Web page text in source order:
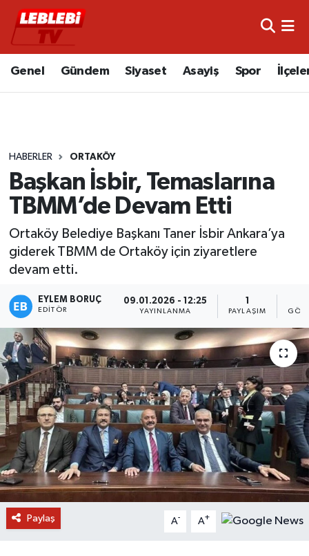
Genel Gündem Siyaset Asayiş Spor
HABERLER ORTAKÖY
Başkan İsbir, Temaslarına
TBMM’de Devam Etti
Ortaköy Belediye Başkanı Taner İsbir Ankara’ya
giderek TBMM de Ortaköy için ziyaretlere
devam etti.
EYLEM BORUÇ
EDITÖR
09.01.2026 - 12:25
YAYINLANMA
1
PAYLAŞIM
Paylaş A- A+
Hava Durumu
Süper Lig Puan Durumu ve Fikstür
Tüm Manşetler
Son Dakika Haberleri
Haber Arşivi